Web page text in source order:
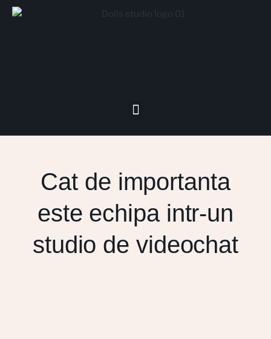
Cat de importanta
este echipa intr-un
studio de videochat